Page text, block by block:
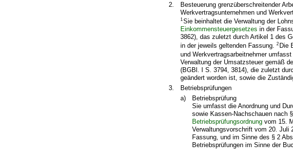
2.
Besteuerung grenzüberschreitender
Werkvertragsunternehmen und
1 Sie beinhaltet die Verwaltung der
Einkommensteuergesetzes in der
3862), das zuletzt durch Artikel 1 des
in der jeweils geltenden Fassung. 2 Die
und Werkvertragsarbeitnehmer
Verwaltung der Umsatzsteuer gemäß
(BGBl. I S. 3794, 3814), die zuletzt
geändert worden ist, sowie die
3.
Betriebsprüfungen
a)
Betriebsprüfung
Sie umfasst die Anordnung und
sowie Kassen-Nachschauen nach
Betriebsprüfungsordnung vom 15.
Verwaltungsvorschrift vom 20. Juli
Fassung, und im Sinne des § 2
Betriebsprüfungen im Sinne der